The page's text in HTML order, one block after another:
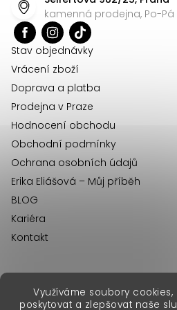
Využíváme soubory
poskytovat a zlepšovat naše
kamenná prodejna, Po-Pá
Stav objednávky
Vrácení zboží
Doprava a platba
Prodejna v Praze
Hodnocení obchodu
Obchodní podmínky
Ochrana osobních údajů
Erika Eliášová – Můj příběh
BLOG
Kariéra
Kontakt